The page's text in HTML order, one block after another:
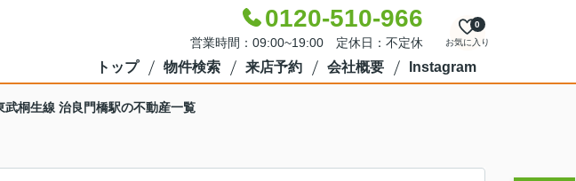
0120-510-966
営業時間：09:00~19:00 定休日：不定休 お気に入り
0
トップ 物件検索 来店予約 会社概要 Instagram
武桐生線 治良門橋駅の不動産一覧